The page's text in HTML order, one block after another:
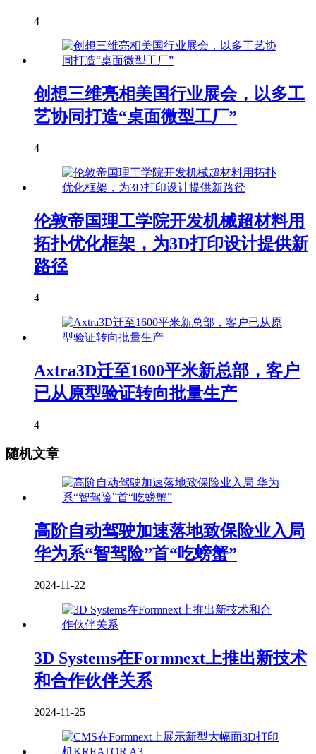
4
创想三维亮相美国行业展会，以多工
艺协同打造“桌面微型工厂”
4
伦敦帝国理工学院开发机械超材料用
拓扑优化框架，为3D打印设计提供新
路径
4
Axtra3D迁至1600平米新总部，客户
已从原型验证转向批量生产
4
随机文章
高阶自动驾驶加速落地致保险业入局
华为系“智驾险”首“吃螃蟹”
2024-11-22
3D Systems在Formnext上推出新技术
和合作伙伴关系
2024-11-25